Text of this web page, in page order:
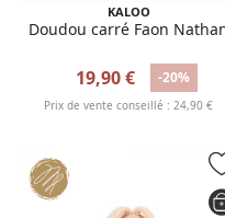
KALOO
Doudou carré Faon
19,90 € -20%
Prix de vente conseillé : 24,90 €